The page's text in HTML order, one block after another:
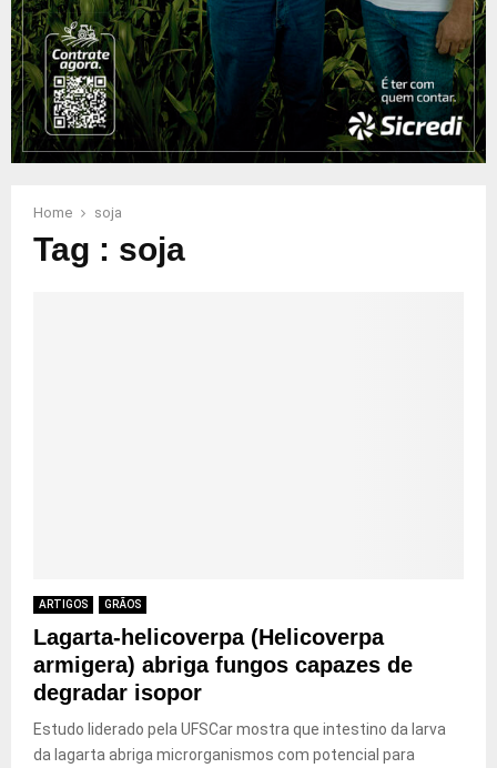
Home soja
Tag : soja
ARTIGOS GRÃOS
Lagarta-helicoverpa (Helicoverpa
armigera) abriga fungos capazes de
degradar isopor
Estudo liderado pela UFSCar mostra que intestino da larva
da lagarta abriga microrganismos com potencial para